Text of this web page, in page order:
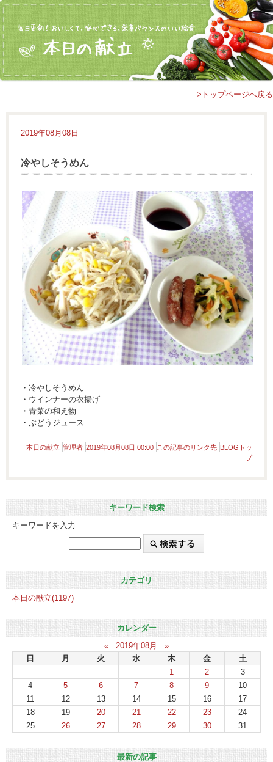
>トップページへ戻る
2019年08月08日
冷やしそうめん
・冷やしそうめん
・ウインナーの衣揚げ
・青菜の和え物
・ぶどうジュース
本日の献立 管理者 2019年08月08日 00:00 この記事のリンク先 BLOGトッ
プ
キーワード検索
キーワードを入力
カテゴリ
本日の献立(1197)
カレンダー
«
2019年08月
»
日
月 火 水 木 金
土
1
2
3
4
5 6 7 8 9
10
11
12 13 14 15 16
17
18
19 20 21 22 23
24
25
26 27 28 29 30 31
最新の記事